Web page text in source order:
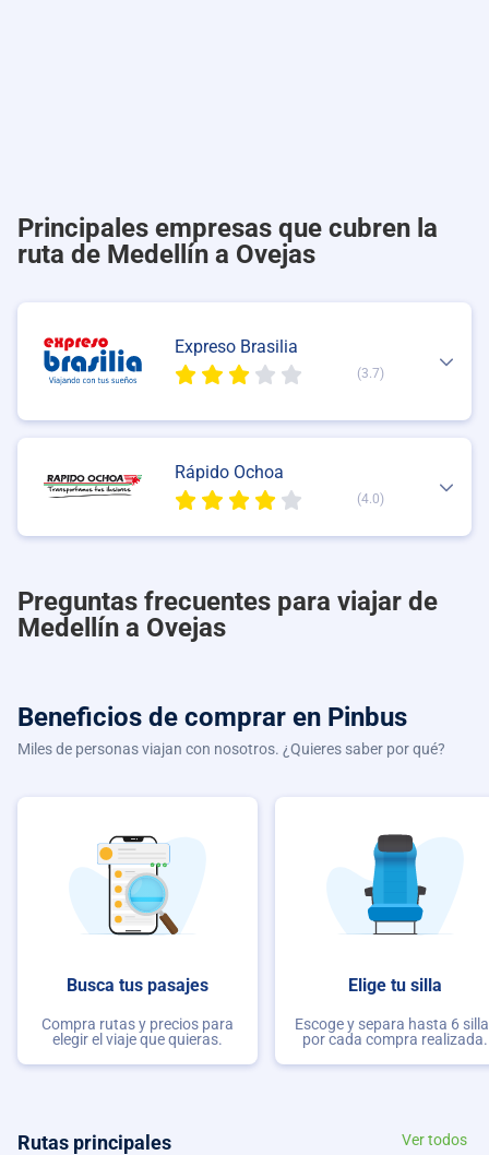
Principales empresas que cubren la
ruta de Medellín a Ovejas
Expreso Brasilia
(3.7)
Rápido Ochoa
(4.0)
Preguntas frecuentes para viajar de
Medellín a Ovejas
Beneficios de comprar en Pinbus
Miles de personas viajan con nosotros. ¿Quieres saber por qué?
Busca tus pasajes
Compra rutas y precios para
elegir el viaje que quieras.
Elige tu silla
Escoge y separa hasta 6
por cada compra realizada.
Rutas principales Ver todos